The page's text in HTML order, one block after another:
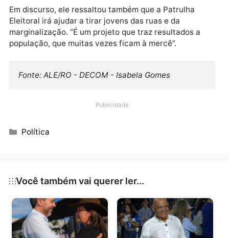
projeto ensina o jovem o caminho político, o que a
grande maioria dos eleitores não acompanha e, em
época de campanha, acabam por ficar frágeis,
errado por não acompanhar o trajeto eleitoral de
Eleitoral irá ajudar a tirar jovens das ruas e da
população, que muitas vezes ficam à mercê”.
Categorias
Política